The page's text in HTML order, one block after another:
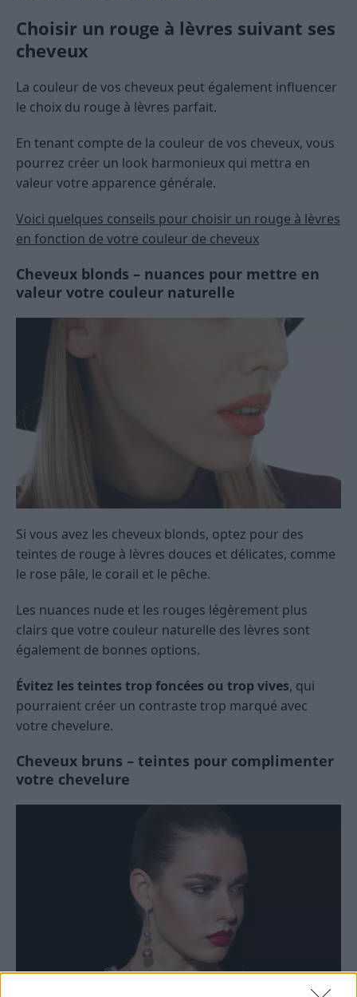
Choisir un rouge à lèvres suivant ses
cheveux
La couleur de vos cheveux peut également influencer
le choix du rouge à lèvres parfait.
En tenant compte de la couleur de vos cheveux, vous
pourrez créer un look harmonieux qui mettra en
valeur votre apparence générale.
Voici quelques conseils pour choisir un rouge à lèvres
en fonction de votre couleur de cheveux
Cheveux blonds – nuances pour mettre en
valeur votre couleur naturelle
Si vous avez les cheveux blonds, optez pour des
teintes de rouge à lèvres douces et délicates, comme
le rose pâle, le corail et le pêche.
Les nuances nude et les rouges légèrement plus
clairs que votre couleur naturelle des lèvres sont
également de bonnes options.
Évitez les teintes trop foncées ou trop vives, qui
pourraient créer un contraste trop marqué avec
votre chevelure.
Cheveux bruns – teintes pour complimenter
votre chevelure